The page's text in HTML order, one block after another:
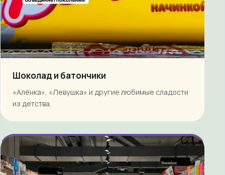
Шоколад и батончики
«Алёнка», «Левушка» и другие любимые сладости
из детства.